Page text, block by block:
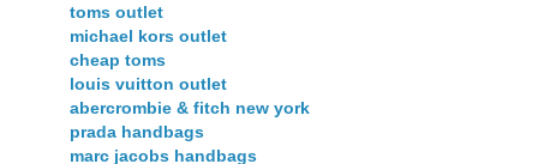
toms outlet
michael kors outlet
cheap toms
louis vuitton outlet
abercrombie & fitch new york
prada handbags
marc jacobs handbags